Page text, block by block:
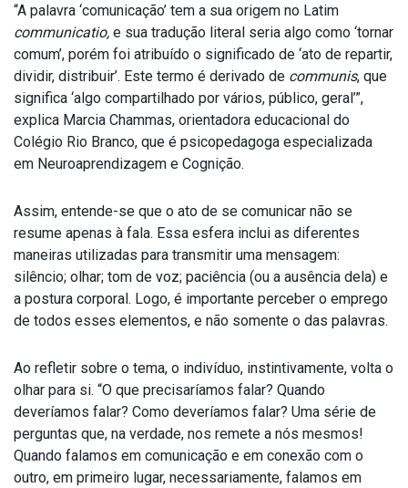
“A palavra ‘comunicação’ tem a sua origem no Latim
communicatio, e sua tradução literal seria algo como ‘tornar
comum’, porém foi atribuído o significado de ‘ato de repartir,
dividir, distribuir’. Este termo é derivado de communis, que
significa ‘algo compartilhado por vários, público, geral’”,
explica Marcia Chammas, orientadora educacional do
Colégio Rio Branco, que é psicopedagoga especializada
em Neuroaprendizagem e Cognição.
Assim, entende-se que o ato de se comunicar não se
resume apenas à fala. Essa esfera inclui as diferentes
maneiras utilizadas para transmitir uma mensagem:
silêncio; olhar; tom de voz; paciência (ou a ausência dela) e
a postura corporal. Logo, é importante perceber o emprego
de todos esses elementos, e não somente o das palavras.
Ao refletir sobre o tema, o indivíduo, instintivamente, volta o
olhar para si. “O que precisaríamos falar? Quando
deveríamos falar? Como deveríamos falar? Uma série de
perguntas que, na verdade, nos remete a nós mesmos!
Quando falamos em comunicação e em conexão com o
outro, em primeiro lugar, necessariamente, falamos em